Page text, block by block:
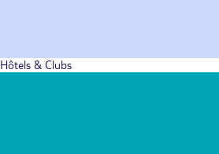
Hôtels & Clubs